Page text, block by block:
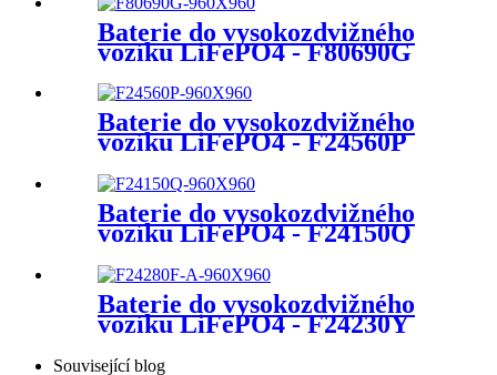
Baterie do vysokozdvižného
vozíku LiFePO4 - F80690G
Baterie do vysokozdvižného
vozíku LiFePO4 - F24560P
Baterie do vysokozdvižného
vozíku LiFePO4 - F24150Q
Baterie do vysokozdvižného
vozíku LiFePO4 - F24230Y
Související blog